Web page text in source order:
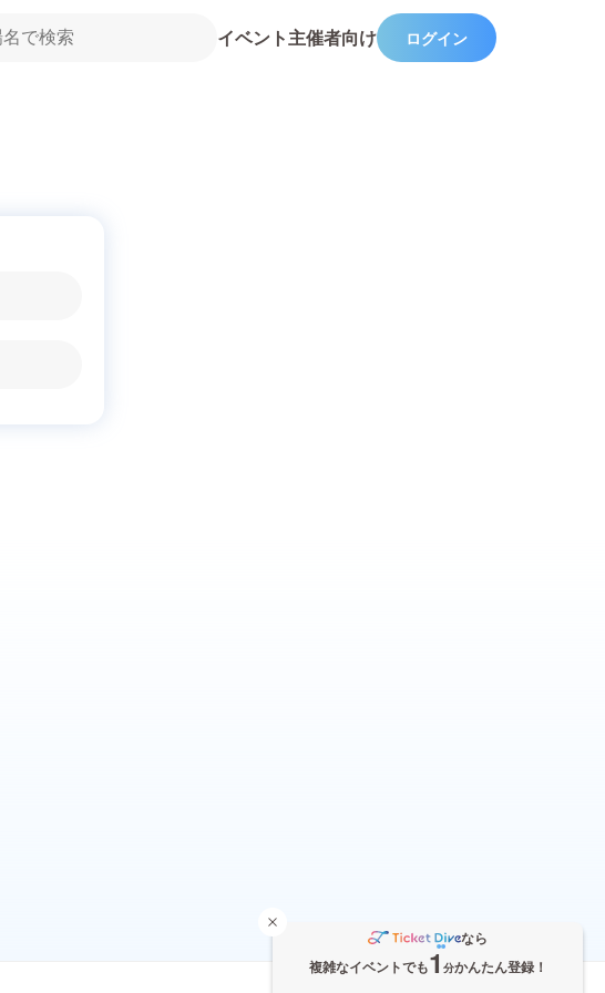
イベント主催者向け ログイン
なら
複雑なイベントでも1 分かんたん登録！